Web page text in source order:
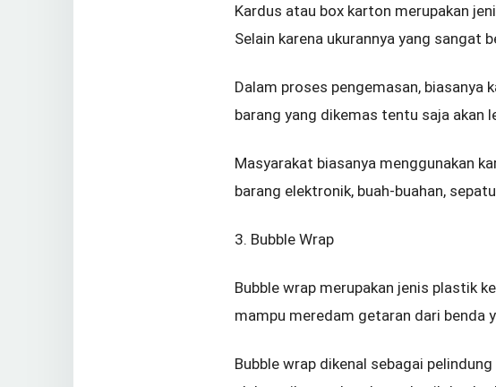
Kardus atau box karton merupakan
Selain karena ukurannya yang sangat
Dalam proses pengemasan,
barang yang dikemas tentu saja akan
Masyarakat biasanya menggunakan
barang elektronik, buah-buahan,
3. Bubble Wrap
Bubble wrap merupakan jenis plastik
mampu meredam getaran dari benda
Bubble wrap dikenal sebagai